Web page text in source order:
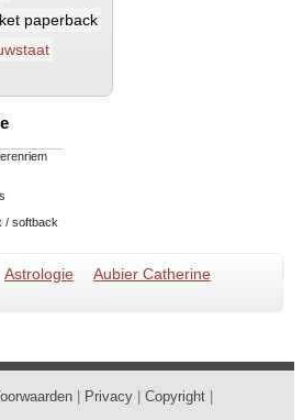
paperback
/ softback
Astrologie
Aubier Catherine
Privacy Copyright